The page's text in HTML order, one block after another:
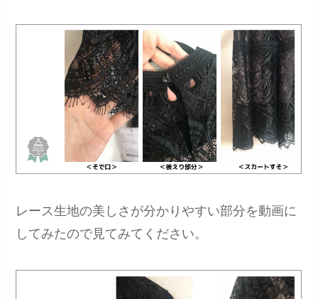
レース生地の美しさが分かりやすい部分を動画に
してみたので見てみてください。